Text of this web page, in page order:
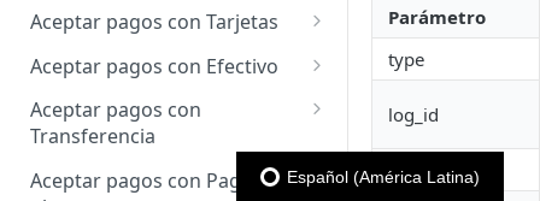
Aceptar pagos con Tarjetas
Pagos con Tarjeta
Apple Pay
Verificación de dominios
Google Pay
Cargo a Meses Sin Intereses
Aceptar pagos con Efectivo
Cargo único
Aceptar pagos con
Transferencia
Cargo único
Aceptar pagos con Pago en
Parámetro
type
log_id
details
Español (América Latina)